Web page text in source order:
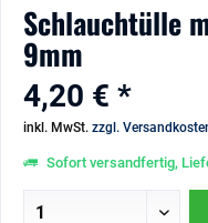
Schlauchtülle
9mm
4,20 € *
inkl. MwSt. zzgl.
Sofort versandfertig,